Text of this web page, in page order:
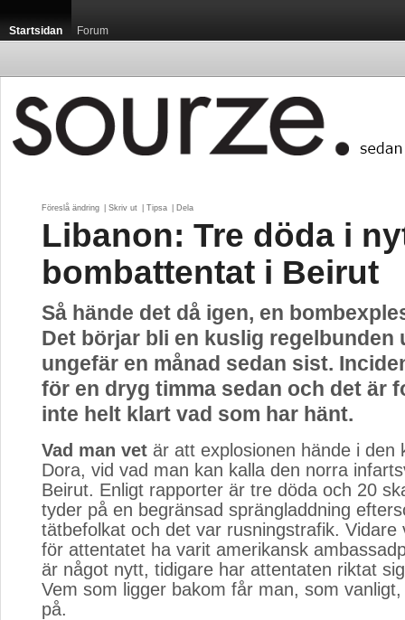
Startsidan Forum
Föreslå ändring Skriv ut Tipsa Dela
Libanon: Tre döda i
bombattentat i Beirut
Så hände det då igen, en
Det börjar bli en kuslig regelbunden
ungefär en månad sedan sist.
för en dryg timma sedan och det är
inte helt klart vad som har hänt.
Vad man vet är att explosionen hände i den
Dora, vid vad man kan kalla den norra
Beirut. Enligt rapporter är tre döda och 20
tyder på en begränsad sprängladdning
tätbefolkat och det var rusningstrafik. Vidare
för attentatet ha varit amerikansk
är något nytt, tidigare har attentaten riktat
Vem som ligger bakom får man, som
på.